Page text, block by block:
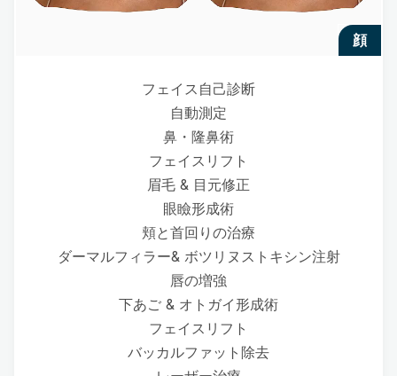
顔
フェイス自己診断
自動測定
鼻・隆鼻術
フェイスリフト
眉毛 & 目元修正
眼瞼形成術
頬と首回りの治療
ダーマルフィラー& ボツリヌストキシン注射
唇の増強
下あご & オトガイ形成術
フェイスリフト
バッカルファット除去